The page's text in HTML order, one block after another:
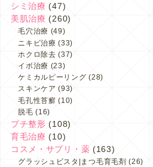
シミ治療 (47)
美肌治療 (260)
毛穴治療 (49)
ニキビ治療 (33)
ホクロ除去 (37)
イボ治療 (23)
ケミカルピーリング (28)
スキンケア (93)
毛孔性苔癬 (10)
脱毛 (16)
プチ整形 (108)
育毛治療 (10)
コスメ・サプリ・薬 (163)
グラッシュビスタ|まつ毛育毛剤 (26)